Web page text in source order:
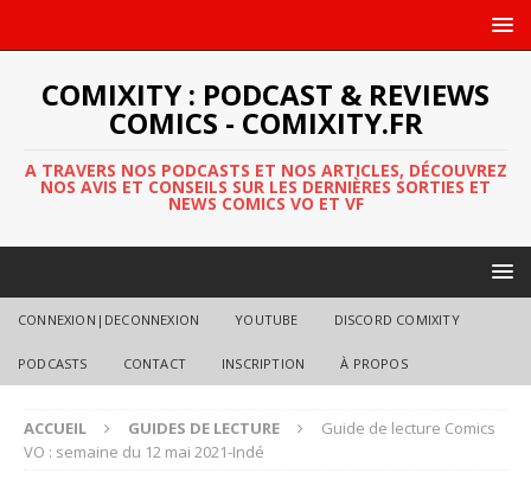
COMIXITY : PODCAST & REVIEWS
COMICS - COMIXITY.FR
A TRAVERS NOS PODCASTS ET NOS ARTICLES, DÉCOUVREZ
NOS AVIS ET CONSEILS SUR LES DERNIÈRES SORTIES ET
NEWS COMICS VO ET VF
CONNEXION|DECONNEXION YOUTUBE DISCORD COMIXITY
PODCASTS CONTACT INSCRIPTION À PROPOS
ACCUEIL GUIDES DE LECTURE
Guide de lecture Comics
VO : semaine du 12 mai 2021-Indé